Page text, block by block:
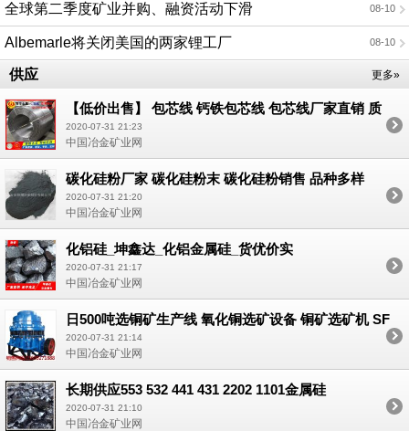
08-10
全球第二季度矿业并购、融资活动下滑
08-10
Albemarle将关闭美国的两家锂工厂
更多»
供应
【低价出售】 包芯线 钙铁包芯线 包芯线厂家直销 质
量好 价格低 现货销售 用你不敢想的价格 给你想不到
的惊喜；
2020-07-31 21:23
中国冶金矿业网
碳化硅粉厂家 碳化硅粉末 碳化硅粉销售 品种多样
2020-07-31 21:20
中国冶金矿业网
化铝硅_坤鑫达_化铝金属硅_货优价实
2020-07-31 21:17
中国冶金矿业网
日500吨选铜矿生产线 氧化铜选矿设备 铜矿选矿机 SF
型浮选机
2020-07-31 21:14
中国冶金矿业网
长期供应553 532 441 431 2202 1101金属硅
2020-07-31 21:10
中国冶金矿业网